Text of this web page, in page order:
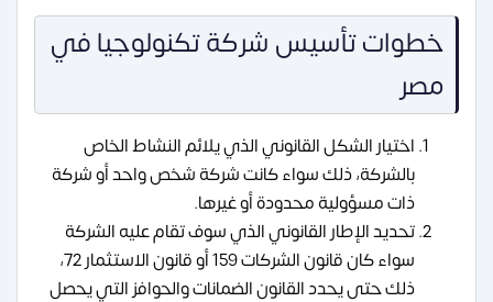
خطوات تأسيس شركة تكنولوجيا في
مصر
اختيار الشكل القانوني الذي يلائم النشاط الخاص
بالشركة، ذلك سواء كانت شركة شخص واحد أو شركة
ذات مسؤولية محدودة أو غيرها.
تحديد الإطار القانوني الذي سوف تقام عليه الشركة
سواء كان قانون الشركات 159 أو قانون الاستثمار 72،
ذلك حتى يحدد القانون الضمانات والحوافز التي يحصل